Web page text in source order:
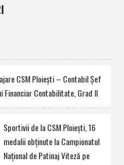
CSM Ploieşti – Contabil Şef
Financiar Contabilitate, Grad II
Sportivii de la CSM Ploieşti, 16
medalii obţinute la Campionatul
Naţional de Patinaj Viteză pe